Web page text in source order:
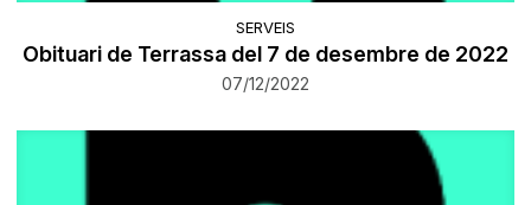
SERVEIS
Obituari de Terrassa del 7 de desembre de 2022
07/12/2022